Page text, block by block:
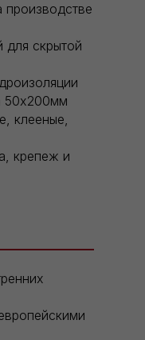
производстве
для скрытой
50х200мм
клееные,
крепеж и